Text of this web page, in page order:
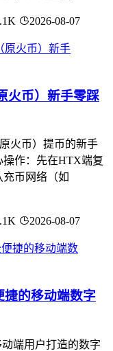
2026-08-07
火币）新手零踩
火币）提币的新手
作：先在HTX端复
币网络（如
2026-08-07
捷的移动端数字
动端用户打造的数字